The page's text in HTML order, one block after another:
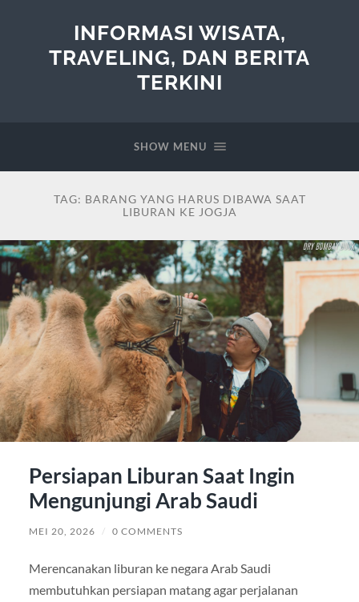
INFORMASI WISATA,
TRAVELING, DAN BERITA
TERKINI
SHOW MENU
TAG: BARANG YANG HARUS DIBAWA SAAT
LIBURAN KE JOGJA
Persiapan Liburan Saat Ingin
Mengunjungi Arab Saudi
MEI 20, 2026 / 0 COMMENTS
Merencanakan liburan ke negara Arab Saudi
membutuhkan persiapan matang agar perjalanan